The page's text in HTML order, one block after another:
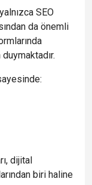
SEO
da önemli
dijital
biri haline